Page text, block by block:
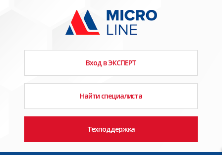
Вход в ЭКСПЕРТ
Найти специалиста
Техподдержка